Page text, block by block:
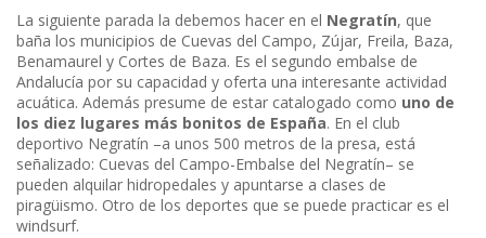
La siguiente parada la debemos hacer en el Negratín, que
baña los municipios de Cuevas del Campo, Zújar, Freila, Baza,
Benamaurel y Cortes de Baza. Es el segundo embalse de
Andalucía por su capacidad y oferta una interesante actividad
acuática. Además presume de estar catalogado como uno de
los diez lugares más bonitos de España. En el club
deportivo Negratín –a unos 500 metros de la presa, está
señalizado: Cuevas del Campo-Embalse del Negratín– se
pueden alquilar hidropedales y apuntarse a clases de
piragüismo. Otro de los deportes que se puede practicar es el
windsurf.